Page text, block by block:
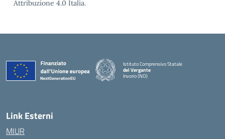
Attribuzione 4.0 Italia.
Istituto Comprensivo Statale
del Vergante
Invorio (NO)
Link Esterni
MIUR